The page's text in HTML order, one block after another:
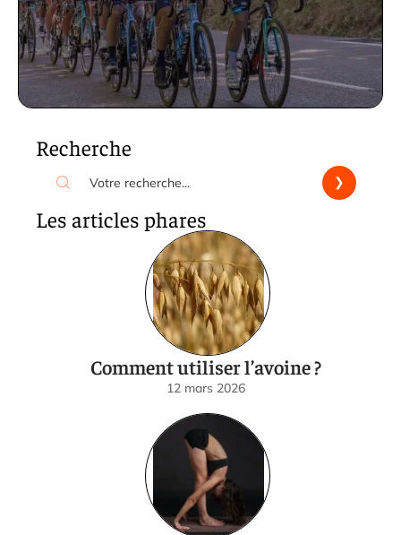
Recherche
Les articles phares
Comment utiliser l’avoine ?
12 mars 2026